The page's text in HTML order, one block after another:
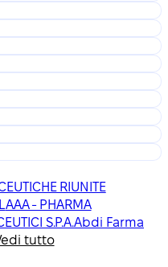
RIUNITE
AAA - PHARMA
S.P.A.Abdi Farma
tutto